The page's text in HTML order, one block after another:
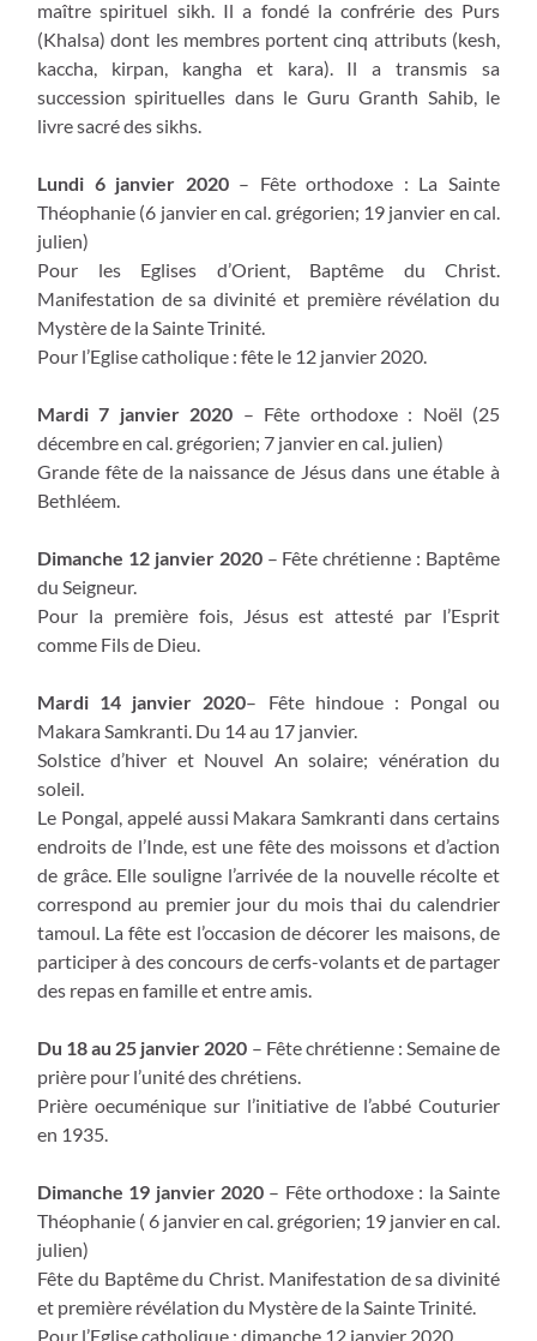
maître spirituel sikh. Il a fondé la confrérie des Purs
(Khalsa) dont les membres portent cinq attributs (kesh,
kaccha, kirpan, kangha et kara). Il a transmis sa
succession spirituelles dans le Guru Granth Sahib, le
livre sacré des sikhs.
Lundi 6 janvier 2020– Fête orthodoxe : La Sainte
Théophanie (6 janvier en cal. grégorien; 19 janvier en cal.
julien)
Pour les Eglises d’Orient, Baptême du Christ.
Manifestation de sa divinité et première révélation du
Mystère de la Sainte Trinité.
Pour l’Eglise catholique : fête le 12 janvier 2020.
Mardi 7 janvier 2020 – Fête orthodoxe : Noël (25
décembre en cal. grégorien; 7 janvier en cal. julien)
Grande fête de la naissance de Jésus dans une étable à
Bethléem.
Dimanche 12 janvier 2020– Fête chrétienne : Baptême
du Seigneur.
Pour la première fois, Jésus est attesté par l’Esprit
comme Fils de Dieu.
Mardi 14 janvier 2020– Fête hindoue : Pongal ou
Makara Samkranti. Du 14 au 17 janvier.
Solstice d’hiver et Nouvel An solaire; vénération du
soleil.
Le Pongal, appelé aussi Makara Samkranti dans certains
endroits de l’Inde, est une fête des moissons et d’action
de grâce. Elle souligne l’arrivée de la nouvelle récolte et
correspond au premier jour du mois thai du calendrier
tamoul. La fête est l’occasion de décorer les maisons, de
participer à des concours de cerfs-volants et de partager
des repas en famille et entre amis.
Du 18 au 25 janvier 2020 – Fête chrétienne : Semaine de
prière pour l’unité des chrétiens.
Prière oecuménique sur l’initiative de l’abbé Couturier
en 1935.
Dimanche 19 janvier 2020 – Fête orthodoxe : la Sainte
Théophanie ( 6 janvier en cal. grégorien; 19 janvier en cal.
julien)
Fête du Baptême du Christ. Manifestation de sa divinité
et première révélation du Mystère de la Sainte Trinité.
Pour l’Eglise catholique : dimanche 12 janvier 2020